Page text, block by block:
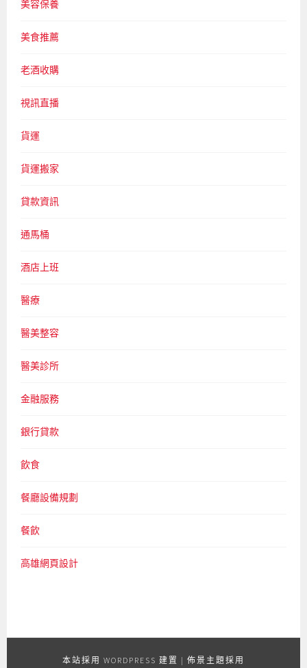
美容保養
美食推薦
老酒收購
視訊直播
貨運
貨運搬家
貸款資訊
通馬桶
酒店上班
醫療
醫美整容
醫美診所
金融服務
銀行貸款
飲食
餐廳設備規劃
餐飲
高雄網頁設計
本站採用 WORDPRESS 建置 | 佈景主題採用